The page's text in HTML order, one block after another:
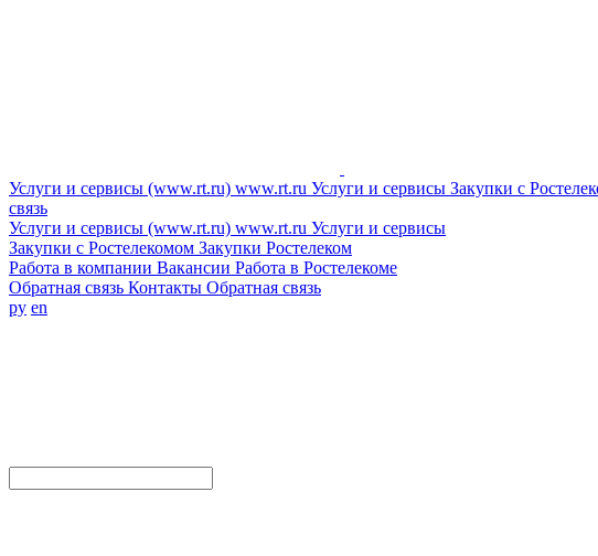
Услуги и сервисы (www.rt.ru) www.rt.ru Услуги и сервисы Закупки с
связь
Услуги и сервисы (www.rt.ru) www.rt.ru Услуги и сервисы
Закупки с Ростелекомом Закупки Ростелеком
Работа в компании Вакансии Работа в Ростелекоме
Обратная связь Контакты Обратная связь
ру en